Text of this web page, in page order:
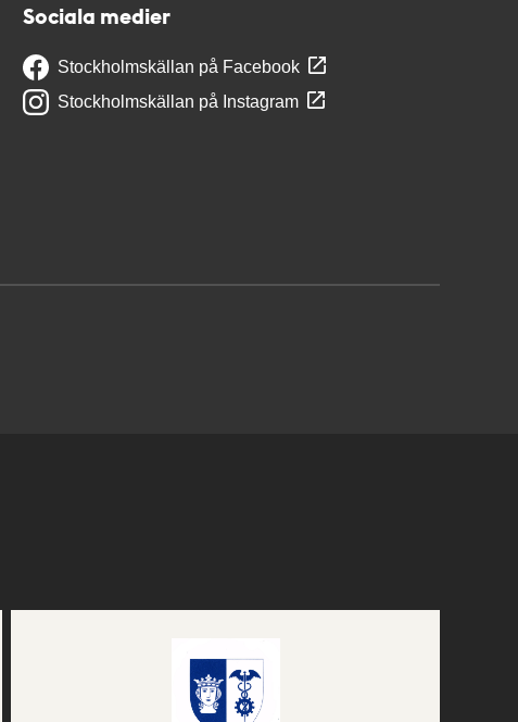
Sociala medier
Stockholmskällan på Facebook
Stockholmskällan på Instagram